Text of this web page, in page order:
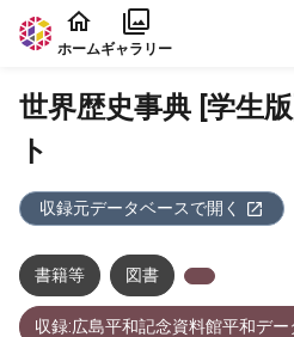
本文に飛ぶ
ホームギャラリー
世界歴史事典 [学
ト
収録元データベースで開く
書籍等 図書
収録:広島平和記念資料館平和デー